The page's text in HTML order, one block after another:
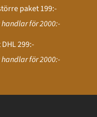
paket 199:-
för 2000:-
299:-
för 2000:-